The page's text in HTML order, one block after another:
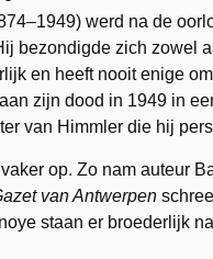
werd na de
bezondigde zich zowel
en heeft nooit enige
zijn dood in 1949 in
van Himmler die hij
op. Zo nam auteur
van Antwerpen
staan er broederlijk